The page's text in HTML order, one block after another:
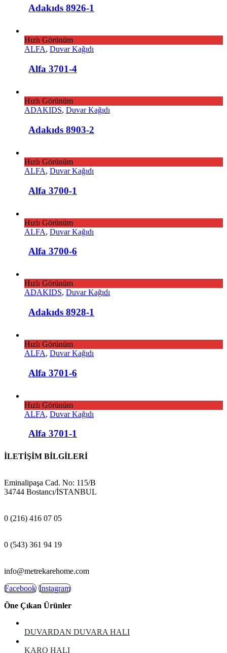
Adakıds 8926-1
Hızlı Görünüm
ALFA, Duvar Kağıdı
Alfa 3701-4
Hızlı Görünüm
ADAKIDS, Duvar Kağıdı
Adakıds 8903-2
Hızlı Görünüm
ALFA, Duvar Kağıdı
Alfa 3700-1
Hızlı Görünüm
ALFA, Duvar Kağıdı
Alfa 3700-6
Hızlı Görünüm
ADAKIDS, Duvar Kağıdı
Adakıds 8928-1
Hızlı Görünüm
ALFA, Duvar Kağıdı
Alfa 3701-6
Hızlı Görünüm
ALFA, Duvar Kağıdı
Alfa 3701-1
İLETİŞİM BİLGİLERİ
Eminalipaşa Cad. No: 115/B
34744 Bostancı/İSTANBUL
0 (216) 416 07 05
0 (543) 361 94 19
info@metrekarehome.com
Facebook Instagram
Öne Çıkan Ürünler
DUVARDAN DUVARA HALI
KARO HALI